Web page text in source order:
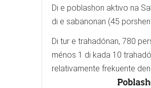
Di e poblashon aktivo na
di e sabanonan (45
Di tur e trahadónan, 780
ménos 1 di kada 10
relativamente frekuente